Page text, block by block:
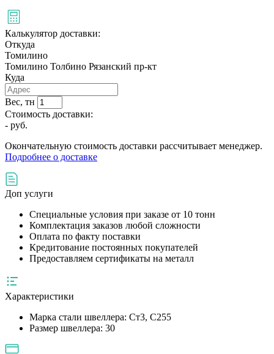
Калькулятор доставки:
Откуда
Томилино
Томилино Толбино Рязанский пр-кт
Куда
Вес, тн
Стоимость доставки:
- руб.
Окончательную стоимость доставки рассчитывает менеджер.
Подробнее о доставке
Доп услуги
Специальные условия при заказе от 10 тонн
Комплектация заказов любой сложности
Оплата по факту поставки
Кредитование постоянных покупателей
Предоставляем сертификаты на металл
Характеристики
Марка стали швеллера: Ст3, С255
Размер швеллера: 30